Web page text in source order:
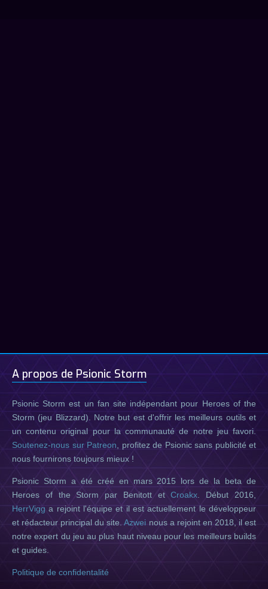
A propos de Psionic Storm
Psionic Storm est un fan site indépendant pour Heroes of the
Storm (jeu Blizzard). Notre but est d'offrir les meilleurs outils et
un contenu original pour la communauté de notre jeu favori.
Soutenez-nous sur Patreon, profitez de Psionic sans publicité et
nous fournirons toujours mieux !
Psionic Storm a été créé en mars 2015 lors de la beta de
Heroes of the Storm par Benitott etCroakx. Début 2016,
HerrVigg a rejoint l'équipe et il est actuellement le développeur
et rédacteur principal du site.Azwei nous a rejoint en 2018, il est
notre expert du jeu au plus haut niveau pour les meilleurs builds
et guides.
Politique de confidentalité